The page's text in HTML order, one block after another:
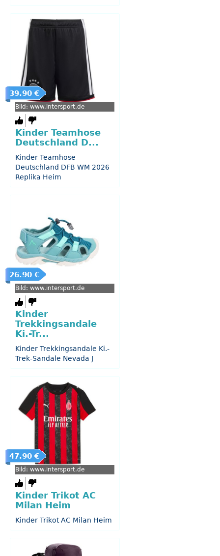
39.90 €
Bild: www.intersport.de
Kinder Teamhose
Deutschland D...
Kinder Teamhose
Deutschland DFB WM 2026
Replika Heim
26.90 €
Bild: www.intersport.de
Kinder
Trekkingsandale
Ki.-Tr...
Kinder Trekkingsandale Ki.-
Trek-Sandale Nevada J
47.90 €
Bild: www.intersport.de
Kinder Trikot AC
Milan Heim
Kinder Trikot AC Milan Heim